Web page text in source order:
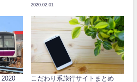
2020.02.01
2020
こだわり系旅行サイトまとめ